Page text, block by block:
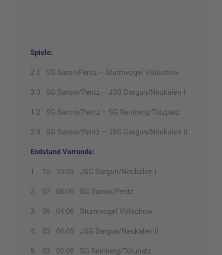
Spiele:
2:1 SG SarowPentz – Sturmvogel Völschow
3:3 SG Sarow/Pentz – JSG Dargun/Neukalen I
1:2 SG Sarow/Pentz – SG Reinberg/Tützpatz
2:0 SG Sarow/Pentz – JSG Dargun/Neukalen II
Endstand Vorrunde:
1. 10 10:03 JSG Dargun/Neukalen I
2. 07 08:06 SG Sarow/Pentz
3. 06 04:06 Sturmvogel Völschow
4. 03 04:05 JSG Dargun/Neukalen II
5. 03 02:08 SG Reinberg/Tütupatz